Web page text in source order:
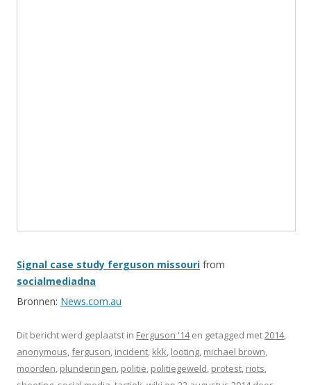
Signal case study ferguson missouri from
socialmediadna
Bronnen: News.com.au
Dit bericht werd geplaatst in Ferguson '14en getagged met2014,
anonymous,ferguson, incident, kkk, looting, michael brown,
moorden, plunderingen, politie, politiegeweld, protest, riots,